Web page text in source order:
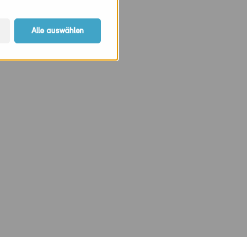
Alle auswählen